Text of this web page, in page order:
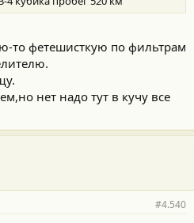
то фетешисткую по фильтрам
нет надо тут в кучу все
#4.540